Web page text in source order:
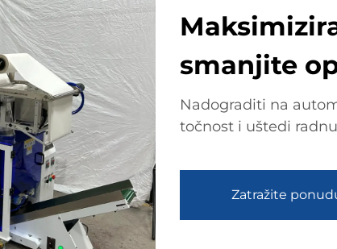
smanjite
Nadograditi na
točnost i uštedi
Zatražite